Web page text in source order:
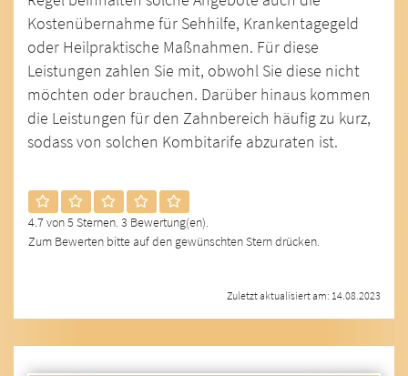
Kostenübernahme für Sehhilfe, Krankentagegeld
oder Heilpraktische Maßnahmen. Für diese
Leistungen zahlen Sie mit, obwohl Sie diese nicht
möchten oder brauchen. Darüber hinaus kommen
die Leistungen für den Zahnbereich häufig zu kurz,
sodass von solchen Kombitarife abzuraten ist.
4.7 von 5 Sternen. 3 Bewertung(en).
Zum Bewerten bitte auf den gewünschten Stern drücken.
Zuletzt aktualisiert am: 14.08.2023